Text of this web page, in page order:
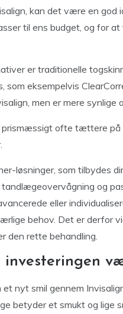
kan det være en god
til ens budget, og for
er traditionelle
som eksempelvis
men er mere synlige
prismæssigt ofte tættere på
løsninger, som tilbydes
og
eller
behov. Det er derfor
den rette behandling.
investeringen
et nyt smil gennem
betyder et smukt og